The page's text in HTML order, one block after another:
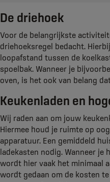
De driehoek
Voor de belangrijkste
driehoeksregel bedacht.
loopafstand tussen de
spoelbak. Wanneer je
oven, is het ook van belang
Keukenladen en
Wij raden aan om jouw
Hiermee houd je ruimte op
apparatuur. Een gemiddeld
ladekasten nodig. Wanneer je
wordt hier vaak het minimaal
wordt gedaan om de kosten